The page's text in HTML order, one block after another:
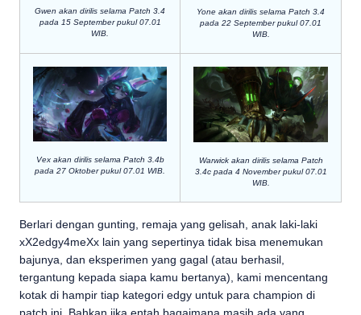
Gwen akan dirilis selama Patch 3.4
pada 15 September pukul 07.01
WIB.
Yone akan dirilis selama Patch 3.4
pada 22 September pukul 07.01
WIB.
Vex akan dirilis selama Patch 3.4b
pada 27 Oktober pukul 07.01 WIB.
Warwick akan dirilis selama Patch
3.4c pada 4 November pukul 07.01
WIB.
Berlari dengan gunting, remaja yang gelisah, anak laki-laki
xX2edgy4meXx lain yang sepertinya tidak bisa menemukan
bajunya, dan eksperimen yang gagal (atau berhasil,
tergantung kepada siapa kamu bertanya), kami mencentang
kotak di hampir tiap kategori edgy untuk para champion di